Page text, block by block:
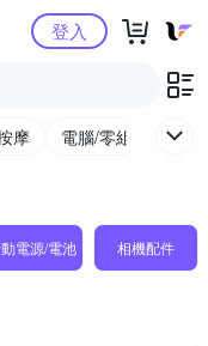
物中心登入
摩 電腦/零組件/週邊/
電源/電池 相機配件